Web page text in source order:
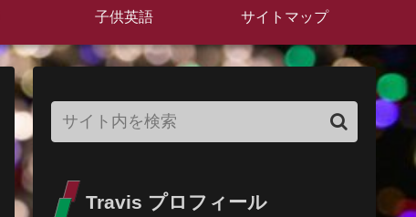
子供英語 サイトマップ
Travis プロフィール